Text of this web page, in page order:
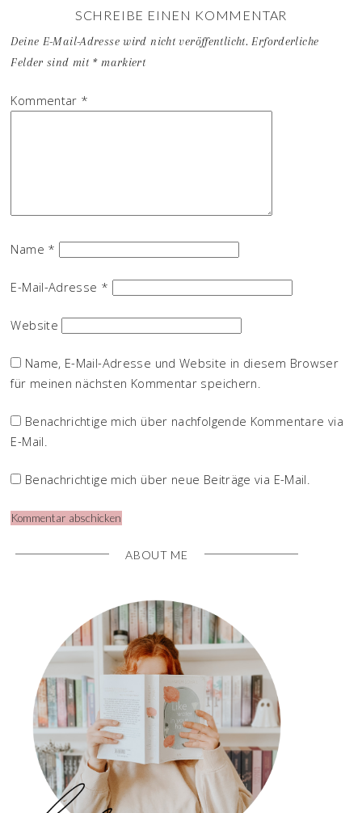
SCHREIBE EINEN KOMMENTAR
Deine E-Mail-Adresse wird nicht veröffentlicht. Erforderliche
Felder sind mit *markiert
Kommentar *
Name *
E-Mail-Adresse *
Website
Name, E-Mail-Adresse und Website in diesem Browser
für meinen nächsten Kommentar speichern.
Benachrichtige mich über nachfolgende Kommentare via
E-Mail.
Benachrichtige mich über neue Beiträge via E-Mail.
ABOUT ME